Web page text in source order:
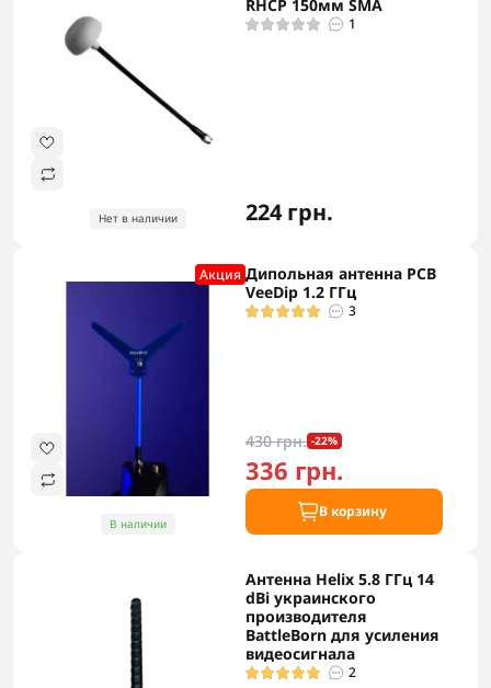
Нет в наличии
RHCP 150мм SMA
1
224 грн.
Акция
В наличии
Дипольная антенна PCB
VeeDip 1.2 ГГц
3
430 грн. -22%
336 грн.
В корзину
Антенна Helix 5.8 ГГц 14
dBi украинского
производителя
BattleBorn для усиления
видеосигнала
2